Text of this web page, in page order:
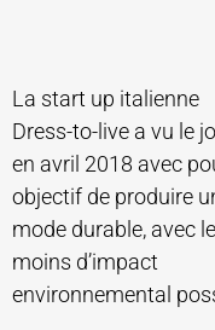
La start up italienne
Dress-to-live a vu le
en avril 2018 avec
objectif de produire
mode durable, avec le
moins d’impact
environnemental